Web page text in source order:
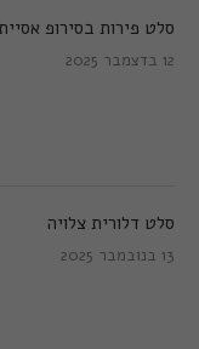
סלט פירות בסירופ
12 בדצמבר 2025
סלט דלורית צלויה
13 בנובמבר 2025